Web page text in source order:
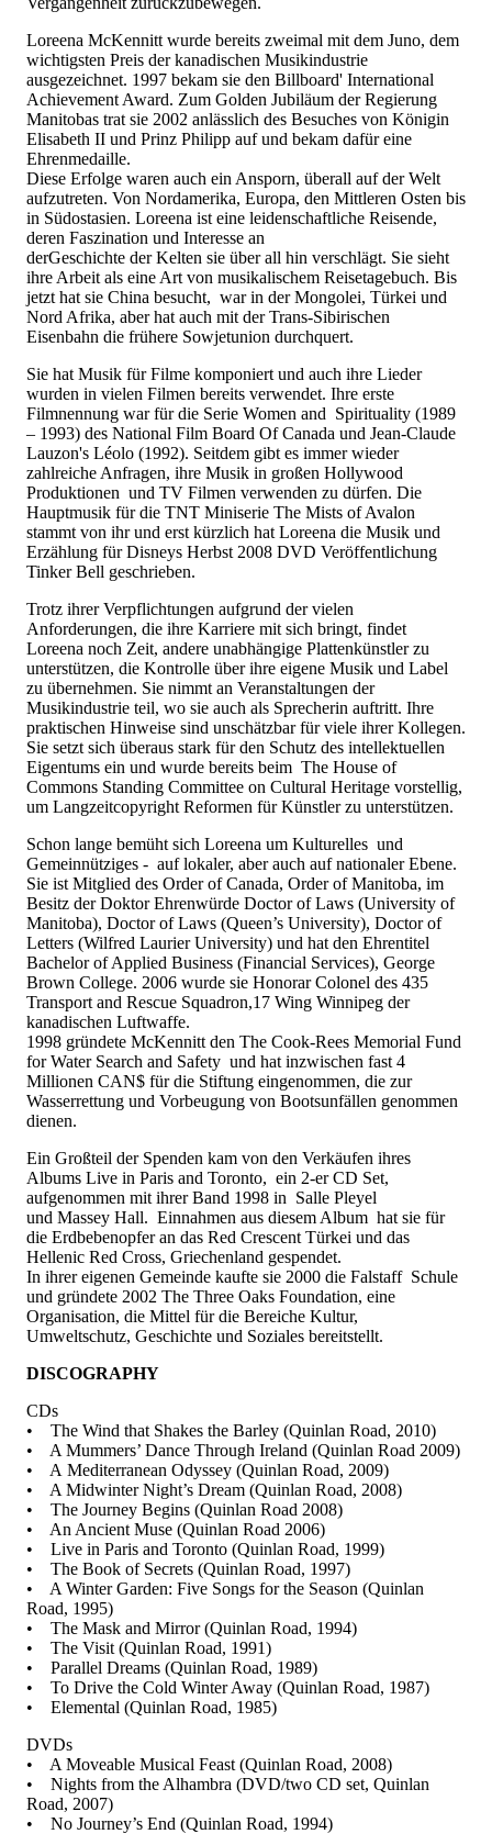
Loreena McKennitt wurde bereits zweimal mit dem Juno, dem
wichtigsten Preis der kanadischen Musikindustrie
ausgezeichnet. 1997 bekam sie den Billboard' International
Achievement Award. Zum Golden Jubiläum der Regierung
Manitobas trat sie 2002 anlässlich des Besuches von Königin
Elisabeth II und Prinz Philipp auf und bekam dafür eine
Ehrenmedaille.
Diese Erfolge waren auch ein Ansporn, überall auf der Welt
aufzutreten. Von Nordamerika, Europa, den Mittleren Osten bis
in Südostasien. Loreena ist eine leidenschaftliche Reisende,
deren Faszination und Interesse an
derGeschichte der Kelten sie über all hin verschlägt. Sie sieht
ihre Arbeit als eine Art von musikalischem Reisetagebuch. Bis
jetzt hat sie China besucht, war in der Mongolei, Türkei und
Nord Afrika, aber hat auch mit der Trans-Sibirischen
Eisenbahn die frühere Sowjetunion durchquert.
Sie hat Musik für Filme komponiert und auch ihre Lieder
wurden in vielen Filmen bereits verwendet. Ihre erste
Filmnennung war für die Serie Women and Spirituality (1989
– 1993) des National Film Board Of Canada und Jean-Claude
Lauzon's Léolo (1992). Seitdem gibt es immer wieder
zahlreiche Anfragen, ihre Musik in großen Hollywood
Produktionen und TV Filmen verwenden zu dürfen. Die
Hauptmusik für die TNT Miniserie The Mists of Avalon
stammt von ihr und erst kürzlich hat Loreena die Musik und
Erzählung für Disneys Herbst 2008 DVD Veröffentlichung
Tinker Bell geschrieben.
Trotz ihrer Verpflichtungen aufgrund der vielen
Anforderungen, die ihre Karriere mit sich bringt, findet
Loreena noch Zeit, andere unabhängige Plattenkünstler zu
unterstützen, die Kontrolle über ihre eigene Musik und Label
zu übernehmen. Sie nimmt an Veranstaltungen der
Musikindustrie teil, wo sie auch als Sprecherin auftritt. Ihre
praktischen Hinweise sind unschätzbar für viele ihrer Kollegen.
Sie setzt sich überaus stark für den Schutz des intellektuellen
Eigentums ein und wurde bereits beim The House of
Commons Standing Committee on Cultural Heritage vorstellig,
um Langzeitcopyright Reformen für Künstler zu unterstützen.
Schon lange bemüht sich Loreena um Kulturelles und
Gemeinnütziges - auf lokaler, aber auch auf nationaler Ebene.
Sie ist Mitglied des Order of Canada, Order of Manitoba, im
Besitz der Doktor Ehrenwürde Doctor of Laws (University of
Manitoba), Doctor of Laws (Queen’s University), Doctor of
Letters (Wilfred Laurier University) und hat den Ehrentitel
Bachelor of Applied Business (Financial Services), George
Brown College. 2006 wurde sie Honorar Colonel des 435
Transport and Rescue Squadron,17 Wing Winnipeg der
kanadischen Luftwaffe.
1998 gründete McKennitt den The Cook-Rees Memorial Fund
for Water Search and Safety und hat inzwischen fast 4
Millionen CAN$ für die Stiftung eingenommen, die zur
Wasserrettung und Vorbeugung von Bootsunfällen genommen
dienen.
Ein Großteil der Spenden kam von den Verkäufen ihres
Albums Live in Paris and Toronto, ein 2-er CD Set,
aufgenommen mit ihrer Band 1998 in Salle Pleyel
und Massey Hall. Einnahmen aus diesem Album hat sie für
die Erdbebenopfer an das Red Crescent Türkei und das
Hellenic Red Cross, Griechenland gespendet.
In ihrer eigenen Gemeinde kaufte sie 2000 die Falstaff Schule
und gründete 2002 The Three Oaks Foundation, eine
Organisation, die Mittel für die Bereiche Kultur,
Umweltschutz, Geschichte und Soziales bereitstellt.
DISCOGRAPHY
CDs
• The Wind that Shakes the Barley (Quinlan Road, 2010)
• A Mummers’ Dance Through Ireland (Quinlan Road 2009)
• A Mediterranean Odyssey (Quinlan Road, 2009)
• A Midwinter Night’s Dream (Quinlan Road, 2008)
• The Journey Begins (Quinlan Road 2008)
• An Ancient Muse (Quinlan Road 2006)
• Live in Paris and Toronto (Quinlan Road, 1999)
• The Book of Secrets (Quinlan Road, 1997)
• A Winter Garden: Five Songs for the Season (Quinlan
Road, 1995)
• The Mask and Mirror (Quinlan Road, 1994)
• The Visit (Quinlan Road, 1991)
• Parallel Dreams (Quinlan Road, 1989)
• To Drive the Cold Winter Away (Quinlan Road, 1987)
• Elemental (Quinlan Road, 1985)
DVDs
• A Moveable Musical Feast (Quinlan Road, 2008)
• Nights from the Alhambra (DVD/two CD set, Quinlan
Road, 2007)
• No Journey’s End (Quinlan Road, 1994)